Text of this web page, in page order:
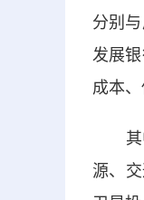
分别
发展
成本
其中
源、